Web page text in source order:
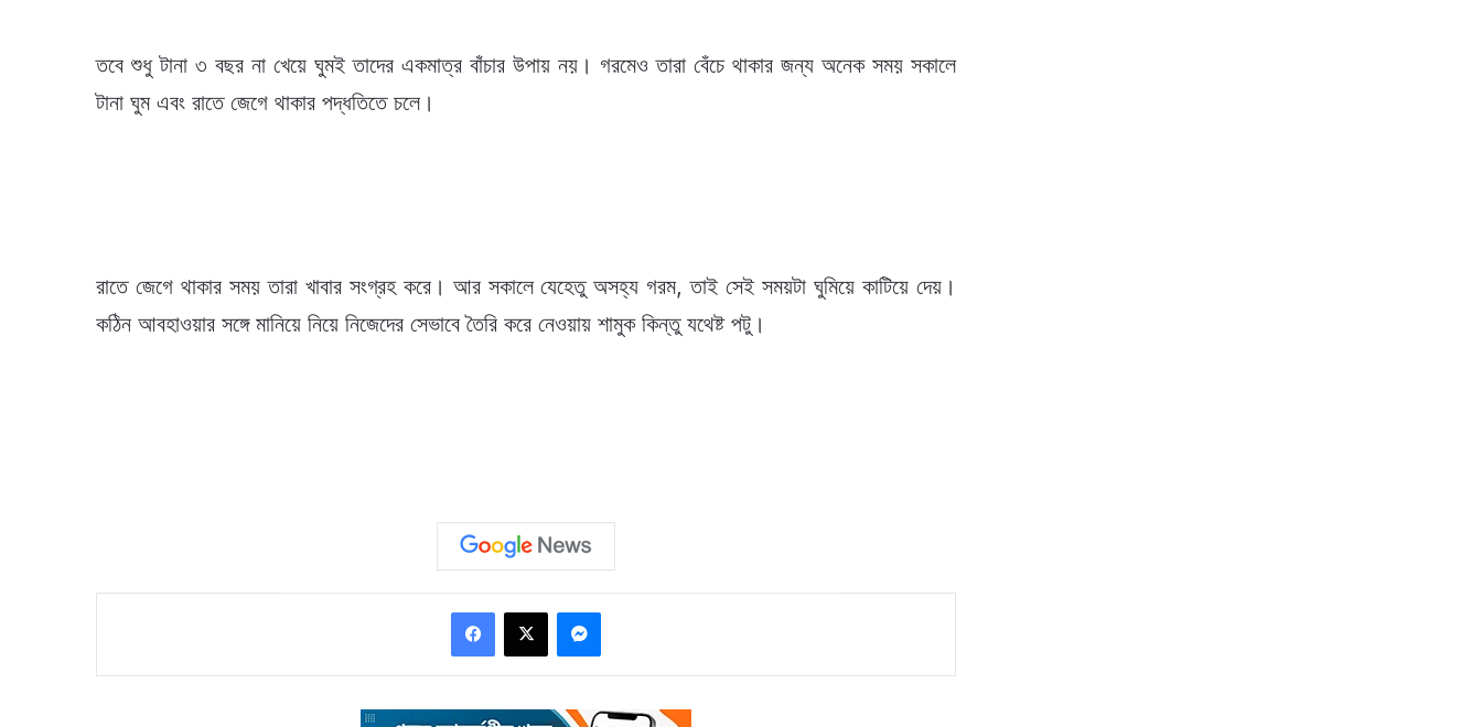
তবে শুধু টানা ৩ বছর না খেয়ে ঘুমই তাদের একমাত্র বাঁচার উপায় নয়। গরমেও তারা বেঁচে থাকার জন্য অনেক সময় সকালে
টানা ঘুম এবং রাতে জেগে থাকার পদ্ধতিতে চলে।
রাতে জেগে থাকার সময় তারা খাবার সংগ্রহ করে। আর সকালে যেহেতু অসহ্য গরম, তাই সেই সময়টা ঘুমিয়ে কাটিয়ে দেয়।
কঠিন আবহাওয়ার সঙ্গে মানিয়ে নিয়ে নিজেদের সেভাবে তৈরি করে নেওয়ায় শামুক কিন্তু যথেষ্ট পটু।